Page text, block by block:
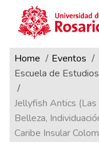
Pasar al contenido
Ruta de
Home
Eventos
Escuela de
Jellyfish Antics
Belleza,
Caribe Insular